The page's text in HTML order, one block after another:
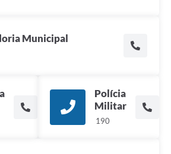
Municipal
Polícia
Militar
190